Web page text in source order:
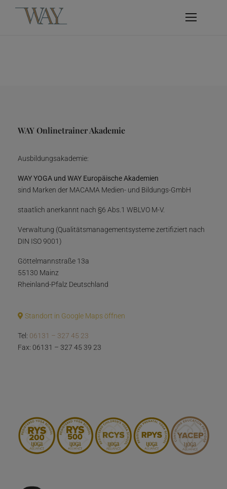
WAY Onlinetrainer Akademie
Ausbildungsakademie:
WAY YOGA und WAY Europäische Akademien
sind Marken der MACAMA Medien- und Bildungs-GmbH
staatlich anerkannt nach §6 Abs.1 WBLVO M-V.
Verwaltung (Qualitätsmanagementsysteme zertifiziert nach
DIN ISO 9001)
Göttelmannstraße 13a
55130 Mainz
Rheinland-Pfalz Deutschland
Standort in Google Maps öffnen
Tel: 06131 – 327 45 23
Fax: 06131 – 327 45 39 23